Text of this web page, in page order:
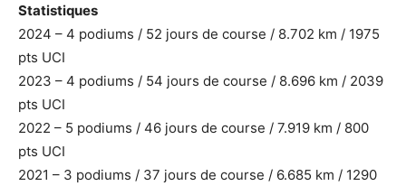
Statistiques
2024 – 4 podiums / 52 jours de course / 8.702 km / 1975
pts UCI
2023 – 4 podiums / 54 jours de course / 8.696 km / 2039
pts UCI
2022 – 5 podiums / 46 jours de course / 7.919 km / 800
pts UCI
2021 – 3 podiums / 37 jours de course / 6.685 km / 1290